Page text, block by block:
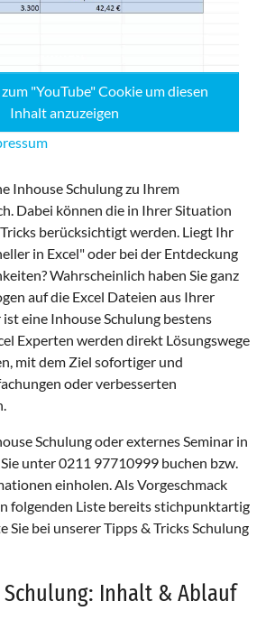
"YouTube" Cookie um diesen
Inhalt anzuzeigen
Inhouse Schulung zu Ihrem
Dabei können die in Ihrer Situation
berücksichtigt werden. Liegt Ihr
in Excel" oder bei der Entdeckung
Wahrscheinlich haben Sie ganz
auf die Excel Dateien aus Ihrer
eine Inhouse Schulung bestens
Experten werden direkt Lösungswege
mit dem Ziel sofortiger und
oder verbesserten
Schulung oder externes Seminar in
unter 0211 97710999 buchen bzw.
einholen. Als Vorgeschmack
folgenden Liste bereits stichpunktartig
Sie bei unserer Tipps & Tricks Schulung
Schulung: Inhalt & Ablauf
erfassen Informationen anonym.
unsere Website nutzen.
Statistiken zur Website-Nutzung
2 Jahre
Videoplattformen und Social Media
Medien Cookies gesetzt.